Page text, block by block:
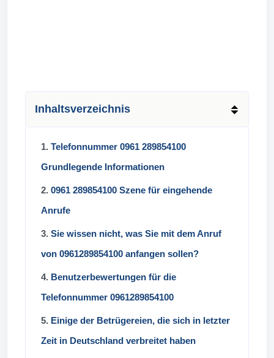
Inhaltsverzeichnis
1. Telefonnummer 0961 289854100
Grundlegende Informationen
2. 0961 289854100 Szene für eingehende
Anrufe
3. Sie wissen nicht, was Sie mit dem Anruf
von 0961289854100 anfangen sollen?
4. Benutzerbewertungen für die
Telefonnummer 0961289854100
5. Einige der Betrügereien, die sich in letzter
Zeit in Deutschland verbreitet haben